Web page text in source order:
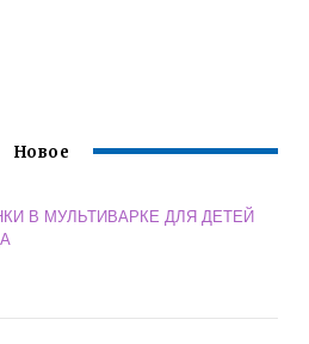
Новое
В МУЛЬТИВАРКЕ ДЛЯ ДЕТЕЙ